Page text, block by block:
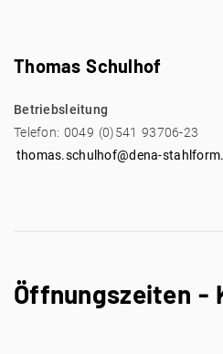
Thomas Schulhof
Betriebsleitung
Telefon: 0049 (0)541 93706-23
thomas.schulhof@dena-
Öffnungszeiten -